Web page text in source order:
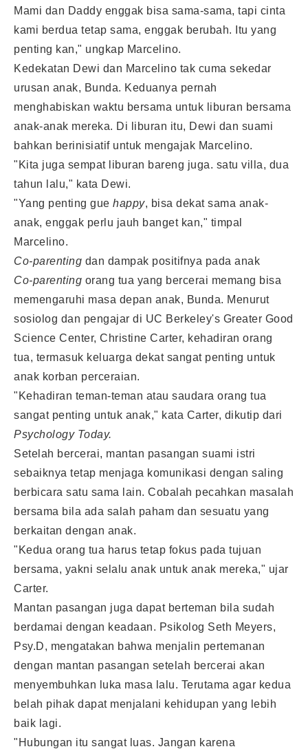
Mami dan Daddy enggak bisa sama-sama, tapi cinta
kami berdua tetap sama, enggak berubah. Itu yang
penting kan," ungkap Marcelino.
Kedekatan Dewi dan Marcelino tak cuma sekedar
urusan anak, Bunda. Keduanya pernah
menghabiskan waktu bersama untuk liburan bersama
anak-anak mereka. Di liburan itu, Dewi dan suami
bahkan berinisiatif untuk mengajak Marcelino.
"Kita juga sempat liburan bareng juga. satu villa, dua
tahun lalu," kata Dewi.
"Yang penting gue happy, bisa dekat sama anak-
anak, enggak perlu jauh banget kan," timpal
Marcelino.
Co-parenting dan dampak positifnya pada anak
Co-parenting orang tua yang bercerai memang bisa
memengaruhi masa depan anak, Bunda. Menurut
sosiolog dan pengajar di UC Berkeley's Greater Good
Science Center, Christine Carter, kehadiran orang
tua, termasuk keluarga dekat sangat penting untuk
anak korban perceraian.
"Kehadiran teman-teman atau saudara orang tua
sangat penting untuk anak," kata Carter, dikutip dari
Psychology Today.
Setelah bercerai, mantan pasangan suami istri
sebaiknya tetap menjaga komunikasi dengan saling
berbicara satu sama lain. Cobalah pecahkan masalah
bersama bila ada salah paham dan sesuatu yang
berkaitan dengan anak.
"Kedua orang tua harus tetap fokus pada tujuan
bersama, yakni selalu anak untuk anak mereka," ujar
Carter.
Mantan pasangan juga dapat berteman bila sudah
berdamai dengan keadaan. Psikolog Seth Meyers,
Psy.D, mengatakan bahwa menjalin pertemanan
dengan mantan pasangan setelah bercerai akan
menyembuhkan luka masa lalu. Terutama agar kedua
belah pihak dapat menjalani kehidupan yang lebih
baik lagi.
"Hubungan itu sangat luas. Jangan karena